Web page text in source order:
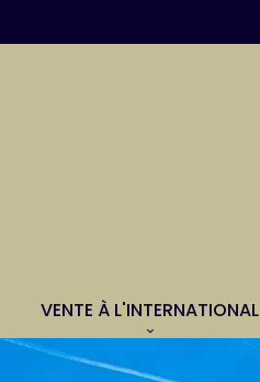
VENTE À L'INTERNATIONAL